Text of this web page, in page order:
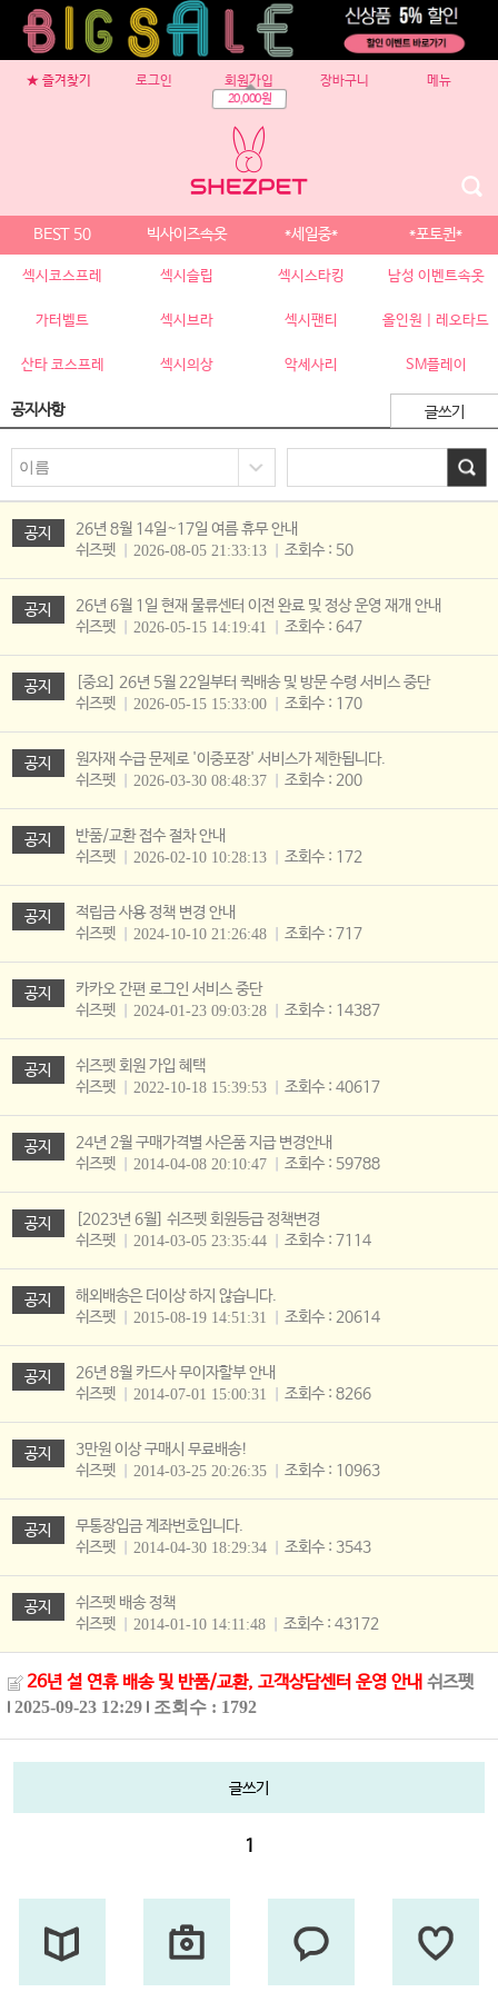
★ 즐겨찾기 로그인 회원가입
20,000원
장바구니 메뉴
BEST 50 빅사이즈속옷 *세일중* *포토퀸*
섹시코스프레 섹시슬립 섹시스타킹 남성 이벤트속옷
가터벨트 섹시브라 섹시팬티 올인원 | 레오타드
산타 코스프레 섹시의상 악세사리 SM플레이
공지사항 글쓰기
공지
26년 8월 14일~17일 여름 휴무 안내
쉬즈펫
2026-08-05 21:33:13 조회수 : 50
공지
26년 6월 1일 현재 물류센터 이전 완료 및 정상 운영 재개 안내
쉬즈펫
2026-05-15 14:19:41 조회수 : 647
공지
[중요] 26년 5월 22일부터 퀵배송 및 방문 수령 서비스 중단
쉬즈펫
2026-05-15 15:33:00 조회수 : 170
공지
원자재 수급 문제로 '이중포장' 서비스가 제한됩니다.
쉬즈펫
2026-03-30 08:48:37 조회수 : 200
공지
반품/교환 접수 절차 안내
쉬즈펫
2026-02-10 10:28:13 조회수 : 172
공지
적립금 사용 정책 변경 안내
쉬즈펫
2024-10-10 21:26:48 조회수 : 717
공지
카카오 간편 로그인 서비스 중단
쉬즈펫
2024-01-23 09:03:28 조회수 : 14387
공지
쉬즈펫 회원 가입 혜택
쉬즈펫
2022-10-18 15:39:53 조회수 : 40617
공지
24년 2월 구매가격별 사은품 지급 변경안내
쉬즈펫
2014-04-08 20:10:47 조회수 : 59788
공지
[2023년 6월] 쉬즈펫 회원등급 정책변경
쉬즈펫
2014-03-05 23:35:44 조회수 : 7114
공지
해외배송은 더이상 하지 않습니다.
쉬즈펫
2015-08-19 14:51:31 조회수 : 20614
공지
26년 8월 카드사 무이자할부 안내
쉬즈펫
2014-07-01 15:00:31 조회수 : 8266
공지
3만원 이상 구매시 무료배송!
쉬즈펫
2014-03-25 20:26:35 조회수 : 10963
공지
무통장입금 계좌번호입니다.
쉬즈펫
2014-04-30 18:29:34 조회수 : 3543
공지
쉬즈펫 배송 정책
쉬즈펫
2014-01-10 14:11:48 조회수 : 43172
26년 설 연휴 배송 및 반품/교환, 고객상담센터 운영 안내 쉬즈펫
2025-09-23 12:29 조회수 : 1792
글쓰기
1